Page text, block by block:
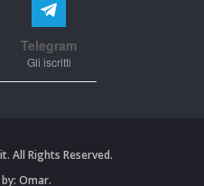
Telegram
Gli iscritti
All Rights Reserved.
Omar.